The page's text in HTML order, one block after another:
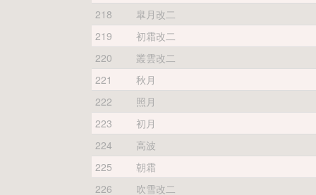
218
皐月改二
219
初霜改二
220
叢雲改二
221
秋月
222
照月
223
初月
224
高波
225
朝霜
226
吹雪改二